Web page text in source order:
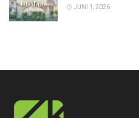
JUNI 1, 2026